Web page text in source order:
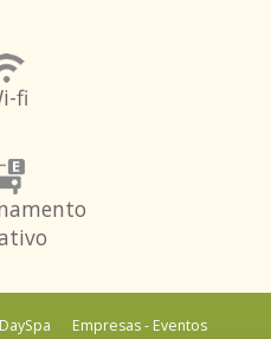
fi
DaySpa Empresas - Eventos